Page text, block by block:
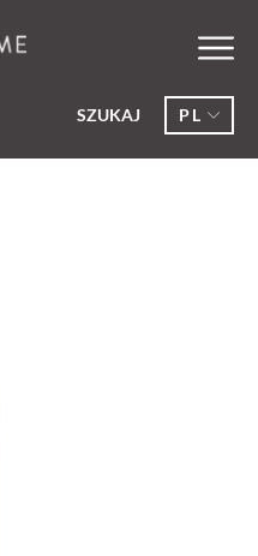
PL
SZUKAJ